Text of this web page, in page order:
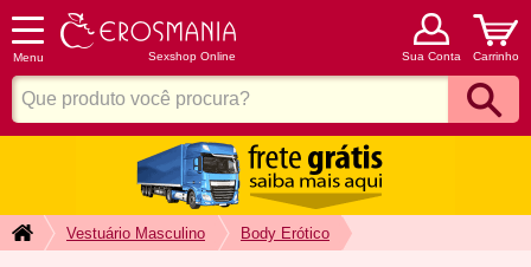
Menu Sexshop Online Sua Conta Carrinho
Vestuário Masculino Body Erótico